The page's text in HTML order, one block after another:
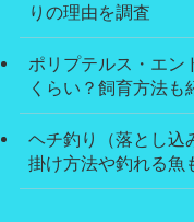
りの理由を調査
ポリプテルス・エン
くらい？飼育方法も
ヘチ釣り（落とし込
掛け方法や釣れる魚